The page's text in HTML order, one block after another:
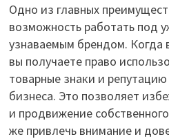
Одно из главных
возможность работать под
узнаваемым брендом. Когда
вы получаете право
товарные знаки и
бизнеса. Это позволяет
и продвижение
же привлечь внимание и